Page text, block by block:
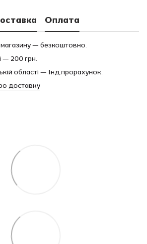
Оплата
— безкоштовно.
— 200 грн.
області — Інд.прорахунок.
доставку